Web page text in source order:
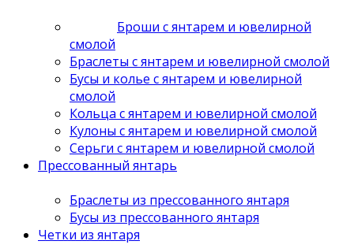
Броши с янтарем и ювелирной
смолой
Браслеты с янтарем и ювелирной смолой
Бусы и колье с янтарем и ювелирной
смолой
Кольца с янтарем и ювелирной смолой
Кулоны с янтарем и ювелирной смолой
Серьги с янтарем и ювелирной смолой
Прессованный янтарь
Браслеты из прессованного янтаря
Бусы из прессованного янтаря
Четки из янтаря